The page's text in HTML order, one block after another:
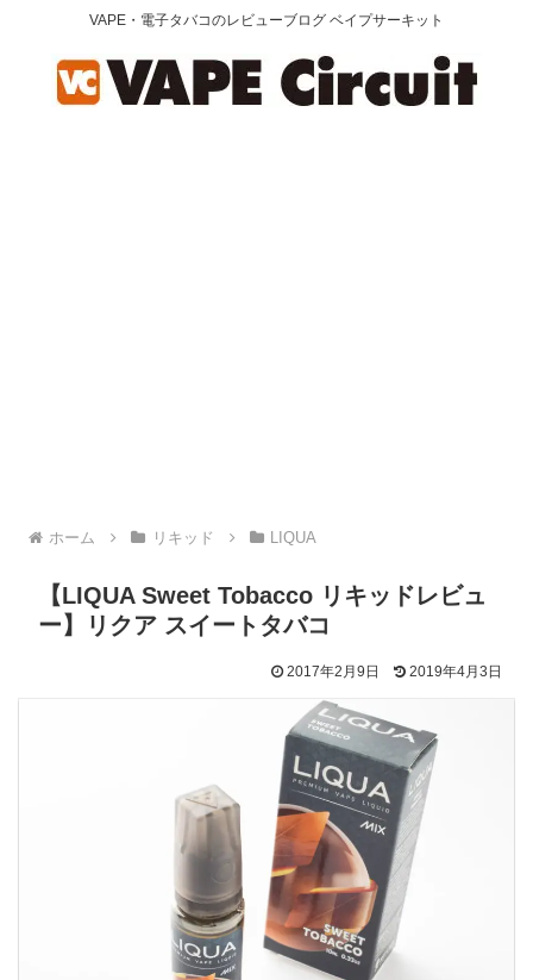
VAPE・電子タバコのレビューブログ ベイプサーキット
ホーム リキッド LIQUA
【LIQUA Sweet Tobacco リキッドレビュ
ー】リクア スイートタバコ
2017年2月9日 2019年4月3日